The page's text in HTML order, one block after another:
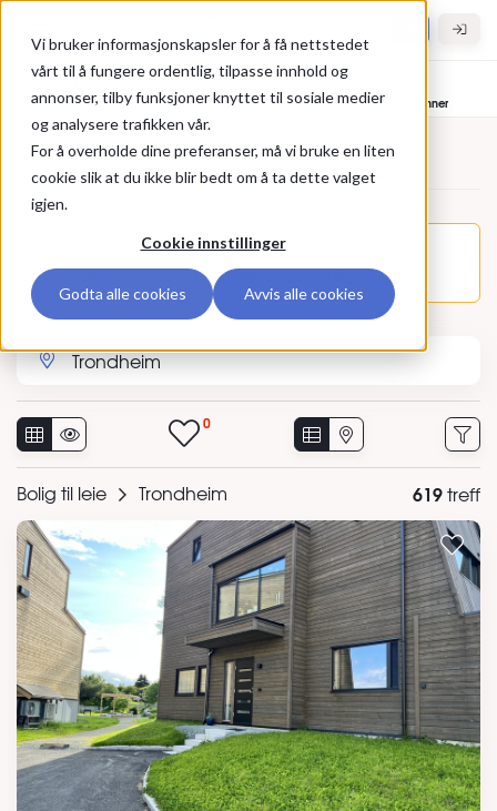
Vi bruker informasjonskapsler for å få nettstedet
vårt til å fungere ordentlig, tilpasse innhold og
annonser, tilby funksjoner knyttet til sosiale medier
og analysere trafikken vår.
For å overholde dine preferanser, må vi bruke en liten
cookie slik at du ikke blir bedt om å ta dette valget
igjen.
Cookie innstillinger
Godta alle cookies Avvis alle cookies
Bolig til leie Leietakere Hybelvenner
Annonser
Annonsen Leilighet - 6 roms, Rosenborg Gate 7B,
Trondheim (370926) er ikke lenger synlig.
0
Bolig til leie Trondheim 619treff